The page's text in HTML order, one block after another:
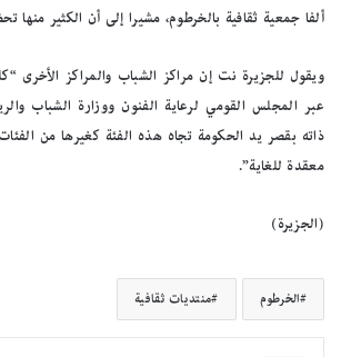
ألفا جمعية ثقافية بالخرطوم، مشيرا إلى أن الكثير منها
ويقول للجزيرة نت إن مراكز الشباب والمراكز الأخرى
عبر المجلس القومي لرعاية الفنون ووزارة الشباب
ذاته بقصر يد الحكومة تجاه هذه الفئة كغيرها من
معقدة للغاية”.
(الجزيرة)
الخرطوم منتديات ثقافية